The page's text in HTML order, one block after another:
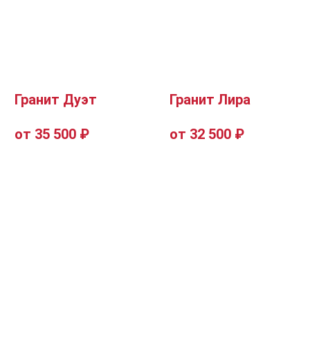
Гранит Дуэт
от 35 500 ₽
Гранит Лира
от 32 500 ₽